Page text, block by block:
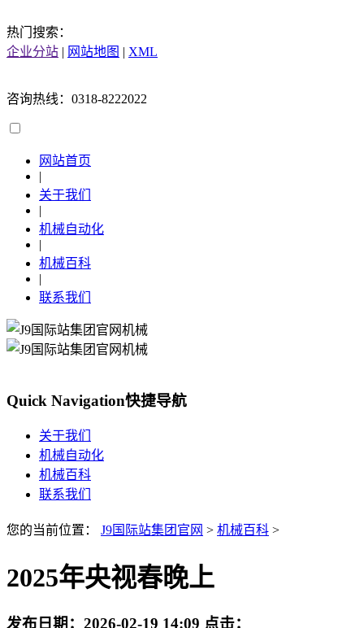
热门搜索：
企业分站 | 网站地图 | XML
咨询热线：0318-8222022
网站首页
|
关于我们
|
机械自动化
|
机械百科
|
联系我们
Quick Navigation快捷导航
关于我们
机械自动化
机械百科
联系我们
您的当前位置： J9国际站集团官网 > 机械百科 >
2025年央视春晚上
发布日期： 2026-02-19 14:09 点击：